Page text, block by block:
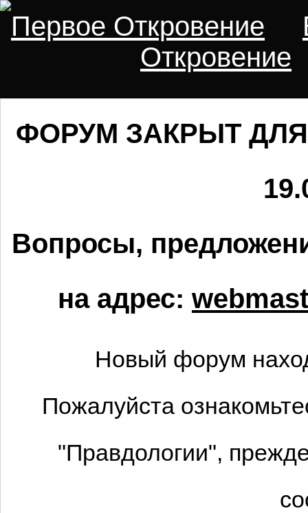
Первое Откровение
Откровение
ФОРУМ ЗАКРЫТ
Вопросы,
на адрес:
Новый форум
Пожалуйста
"Правдологии",